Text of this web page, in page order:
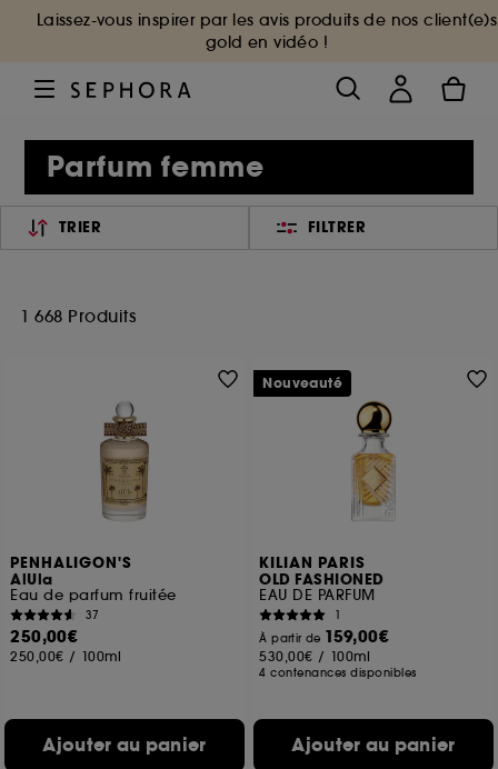
Laissez-vous inspirer par les avis produits de nos client(e)s
gold en vidéo !
Parfum femme
TRIER FILTRER
1 668 Produits
PENHALIGON'S
AlUla
Eau de parfum fruitée
37
250,00€
250,00€ / 100ml
Ajouter au panier
KILIAN PARIS
OLD FASHIONED
EAU DE PARFUM
1
À partir de 159,00€
530,00€ / 100ml
4 contenances disponibles
Ajouter au panier
Nouveauté